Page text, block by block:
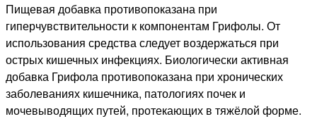
Пищевая добавка противопоказана при
гиперчувствительности к компонентам Грифолы. От
использования средства следует воздержаться при
острых кишечных инфекциях. Биологически активная
добавка Грифола противопоказана при хронических
заболеваниях кишечника, патологиях почек и
мочевыводящих путей, протекающих в тяжёлой форме.